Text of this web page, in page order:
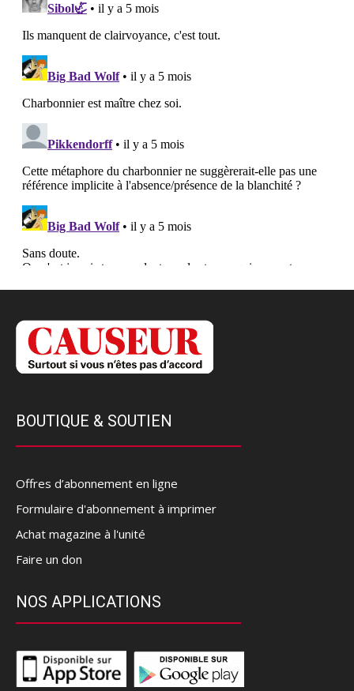
BOUTIQUE & SOUTIEN
Offres d’abonnement en ligne
Formulaire d'abonnement à imprimer
Achat magazine à l'unité
Faire un don
NOS APPLICATIONS